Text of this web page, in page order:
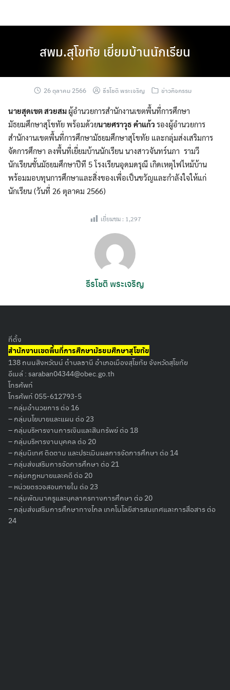
content
Search
for:
สพม.สุโขทัย เยี่ยมบ้านนักเรียน
26 ตุลาคม 2566 ธีรโชติ พระเจริญ ข่าวกิจกรรม
นายสุดเขต สวยสม ผู้อำนวยการสำนักงานเขตพื้นที่การศึกษา
มัธยมศึกษาสุโขทัย พร้อมด้วยนายศราวุธ คำแก้ว รองผู้อำนวยการ
สำนักงานเขตพื้นที่การศึกษามัธยมศึกษาสุโขทัย และกลุ่มส่งเสริมการ
จัดการศึกษา ลงพื้นที่เยี่ยมบ้านนักเรียน นางสาวจันทร์นภา รามวี
นักเรียนชั้นมัธยมศึกษาปีที 5 โรงเรียนอุดมดรุณี เกิดเหตุไฟไหม้บ้าน
พร้อมมอบทุนการศึกษาและสิ่งของเพื่อเป็นขวัญและกำลังใจให้แก่
นักเรียน (วันที่ 26 ตุลาคม 2566)
เยี่ยมชม : 1,297
ธีรโชติ พระเจริญ
ที่ตั้ง
สำนักงานเขตพื้นที่การศึกษามัธยมศึกษาสุโขทัย
138 ถนนสิงหวัฒน์ ตำบลธานี อำเภอเมืองสุโขทัย จังหวัดสุโขทัย
อีเมล์ : saraban04344@obec.go.th
โทรศัพท์
โทรศัพท์ 055-612793-5
– กลุ่มอำนวยการ ต่อ 16
– กลุ่มนโยบายและแผน ต่อ 23
– กลุ่มบริหารงานการเงินและสินทรัพย์ ต่อ 18
– กลุ่มบริหารงานบุคคล ต่อ 20
– กลุ่มนิเทศ ติดตาม และประเมินผลการจัดการศึกษา ต่อ 14
– กลุ่มส่งเสริมการจัดการศึกษา ต่อ 21
– กลุ่มกฏหมายและคดี ต่อ 20
– หน่วยตรวจสอบภายใน ต่อ 23
– กลุ่มพัฒนาครูและบุคลากรทางการศึกษา ต่อ 20
– กลุ่มส่งเสริมการศึกษาทางไกล เทคโนโลยีสารสนเทศและการสื่อสาร ต่อ
24